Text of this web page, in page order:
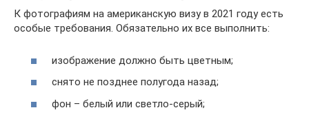
К фотографиям на американскую визу в 2021 году есть
особые требования. Обязательно их все выполнить:
изображение должно быть цветным;
снято не позднее полугода назад;
фон – белый или светло-серый;